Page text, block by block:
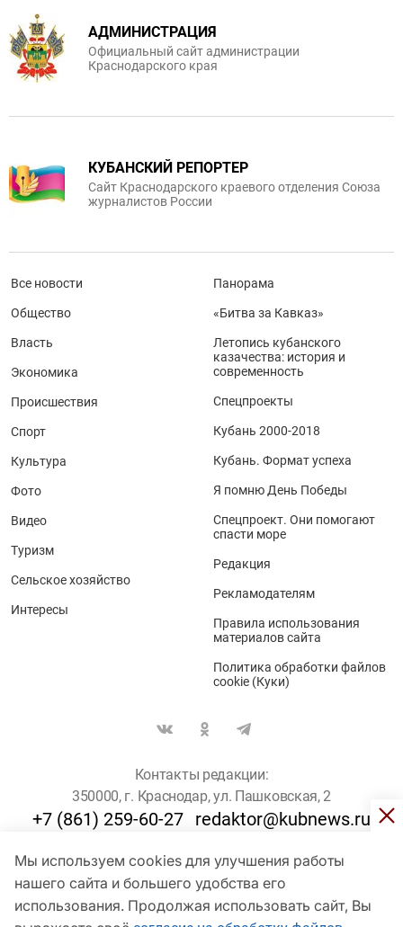
Мы используем cookies для улучшения работы
нашего сайта и большего удобства его
использования. Продолжая использовать сайт, Вы
АДМИНИСТРАЦИЯ
Официальный сайт администрации
Краснодарского края
КУБАНСКИЙ РЕПОРТЕР
Сайт Краснодарского краевого отделения Союза
журналистов России
Все новости
Общество
Власть
Экономика
Происшествия
Спорт
Культура
Фото
Видео
Туризм
Сельское хозяйство
Интересы
Панорама
«Битва за Кавказ»
Летопись кубанского
казачества: история и
современность
Спецпроекты
Кубань 2000-2018
Кубань. Формат успеха
Я помню День Победы
Спецпроект. Они помогают
спасти море
Редакция
Рекламодателям
Правила использования
материалов сайта
Политика обработки файлов
cookie (Куки)
Контакты редакции:
350000, г. Краснодар, ул. Пашковская, 2
+7 (861) 259-60-27 redaktor@kubnews.ru
Для пользователей старше 16 лет
© Кубанские Новости, 2017